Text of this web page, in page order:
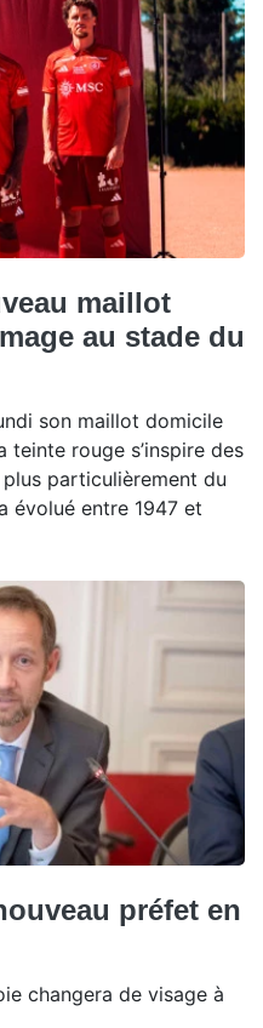
maillot
au stade du
son maillot domicile
teinte rouge s’inspire des
particulièrement du
évolué entre 1947 et
préfet en
changera de visage à